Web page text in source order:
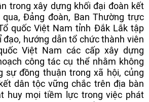
trong xây dựng khối đại đoàn kết
Đảng đoàn, Ban Thường trực
quốc Việt Nam tỉnh Đắk Lắk tập
đạo, hướng dẫn tổ chức thành viên
Việt Nam các cấp xây dựng
công tác cụ thể nhằm không
sự đồng thuận trong xã hội, củng
dân tộc vững chắc trên địa bàn
huy mọi tiềm lực trong việc phát